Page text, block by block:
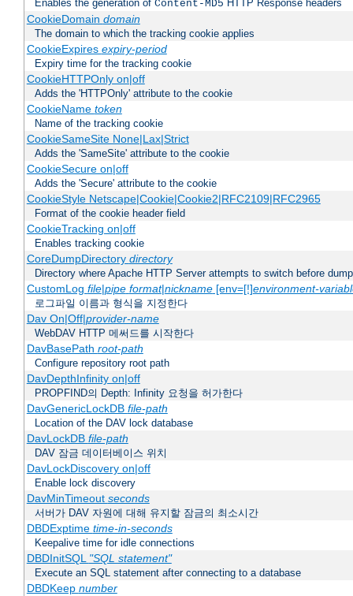
Enables the generation of Content-MD5 HTTP Response headers
CookieDomain domain
The domain to which the tracking cookie applies
CookieExpires expiry-period
Expiry time for the tracking cookie
CookieHTTPOnly on|off
Adds the 'HTTPOnly' attribute to the cookie
CookieName token
Name of the tracking cookie
CookieSameSite None|Lax|Strict
Adds the 'SameSite' attribute to the cookie
CookieSecure on|off
Adds the 'Secure' attribute to the cookie
CookieStyle Netscape|Cookie|Cookie2|RFC2109|RFC2965
Format of the cookie header field
CookieTracking on|off
Enables tracking cookie
CoreDumpDirectory directory
Directory where Apache HTTP Server attempts to switch before
CustomLog file|pipe format|nickname[env=[!]environment-
로그파일 이름과 형식을 지정한다
Dav On|Off|provider-name
WebDAV HTTP 메써드를 시작한다
DavBasePath root-path
Configure repository root path
DavDepthInfinity on|off
PROPFIND의 Depth: Infinity 요청을 허가한다
DavGenericLockDB file-path
Location of the DAV lock database
DavLockDB file-path
DAV 잠금 데이터베이스 위치
DavLockDiscovery on|off
Enable lock discovery
DavMinTimeout seconds
서버가 DAV 자원에 대해 유지할 잠금의 최소시간
DBDExptime time-in-seconds
Keepalive time for idle connections
DBDInitSQL "SQL statement"
Execute an SQL statement after connecting to a database
DBDKeep number